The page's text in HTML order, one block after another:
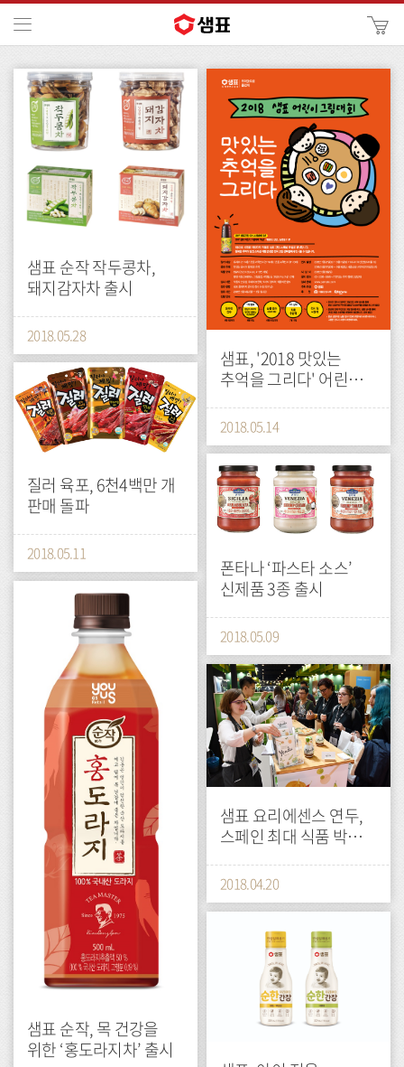
이
검
색
press
샘표 순작 작두콩차,
돼지감자차 출시
2018.05.28
press
샘표, '2018 맛있는
추억을 그리다' 어린이
2018.05.14
질러 육포, 6천4백만 개
판매 돌파
2018.05.11
press
폰타나 ‘파스타 소스’
신제품 3종 출시
2018.05.09
샘표 순작, 목 건강을
위한 ‘홍도라지차’ 출시
press
샘표 요리에센스 연두,
스페인 최대 식품 박람회
혁신 제품으로 주목
2018.04.20